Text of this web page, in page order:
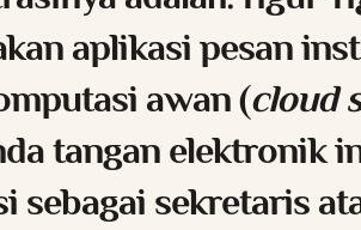
aplikasi pesan
awan (cloud
tangan elektronik
sebagai sekretaris